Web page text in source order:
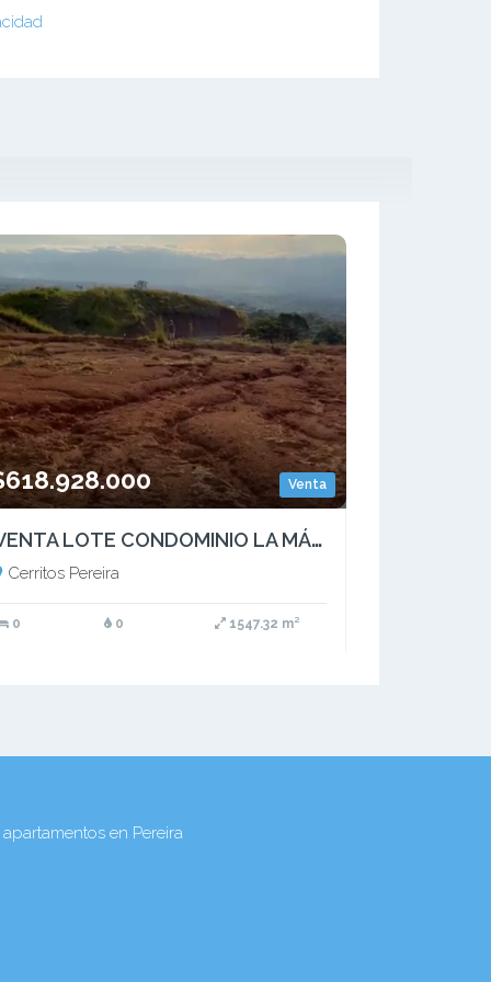
Venta
VENTA LOTE CONDOMINIO LA MÁS HERMOSA VISTA CERRITOS PEREIRA
Cerritos Pereira
0 0 1547.32 m²
en Pereira